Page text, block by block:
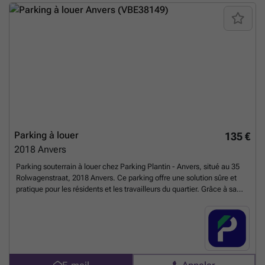
%20%20antwerpen/quellinstraat-22-anvers-2781?
utm_source=ubiflow&utm_medium=referral&utm_campaign=parking
135 €
Parking à louer
2018 Anvers
Parking souterrain à louer chez Parking Plantin - Anvers, situé au 35
Rolwagenstraat, 2018 Anvers. Ce parking offre une solution sûre et
pratique pour les résidents et les travailleurs du quartier. Grâce à sa
option de stationnement idéale. Réservez votre place dès aujourd'hui !
Vous pouvez réserver directement votre parking sur le lien suivant :